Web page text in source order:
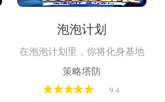
泡泡计划
在泡泡计划里，你将化身基地
指挥官闯入奇幻泡泡世界。通
过合成相同等级泡泡塔来升
级，获得更强防御力。在趣味
策略塔防
9.4